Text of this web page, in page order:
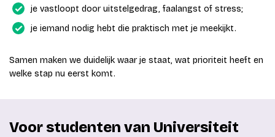
je vastloopt door uitstelgedrag, faalangst of stress;
je iemand nodig hebt die praktisch met je meekijkt.
Samen maken we duidelijk waar je staat, wat prioriteit heeft en
welke stap nu eerst komt.
Voor studenten van Universiteit